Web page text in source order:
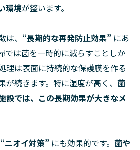
環境が整います。
は、 “長期的な再発防止効果” にあ
では菌を一時的に減らすことしか
理は表面に持続的な保護膜を作る
が続きます。特に湿度が高く、 菌
設では、この長期効果が大きなメ
“ニオイ対策” にも効果的です。 菌や